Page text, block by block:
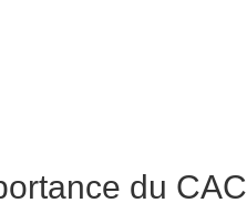
du CAC